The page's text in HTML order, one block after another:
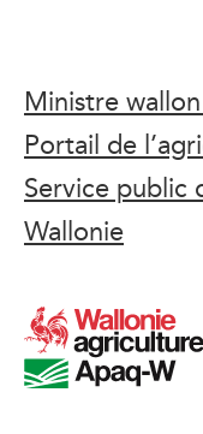
Ministre
Portail de
Service public
Wallonie